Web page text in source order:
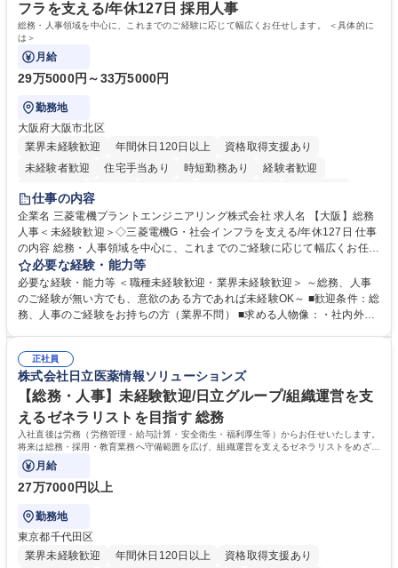
フラを支える/年休127日 採用人事
総務・人事領域を中心に、これまでのご経験に応じて幅広くお任せします。 ＜具体的に
は＞
月給
29万5000円～33万5000円
勤務地
大阪府大阪市北区
業界未経験歓迎
年間休日120日以上
資格取得支援あり
未経験者歓迎
住宅手当あり 時短勤務あり
経験者歓迎
退職金あり
駅近5分以内
土日祝休み 服装自由 寮・社宅あり 食事補助あり
仕事の内容
企業名 三菱電機プラントエンジニアリング株式会社 求人名 【大阪】総務
人事＜未経験歓迎＞◇三菱電機G・社会インフラを支える/年休127日 仕事
の内容 総務・人事領域を中心に、これまでのご経験に応じて幅広くお任せ
します。 ＜具体的には＞ ・総務/人事労務（給与・社保・勤怠管理など）
・採用・教育研修 ・福利厚生運用 など ※基本的には事務所勤務ですが、
採用や教育等の業務内容により、関西圏以外への日帰り・宿泊を伴う国内
出張もございます。 ※担当業務を持ちつつ、お互いに助け合いながら、総
必要な経験・能力等
必要な経験・能力等 ＜職種未経験歓迎・業界未経験歓迎＞ ～総務、人事
のご経験が無い方でも、意欲のある方であれば未経験OK～ ■歓迎条件：総
務、人事のご経験をお持ちの方（業界不問） ■求める人物像：・社内外の
正社員
株式会社日立医薬情報ソリューションズ
【総務・人事】未経験歓迎/日立グループ/組織運営を支
えるゼネラリストを目指す 総務
入社直後は労務（労務管理・給与計算・安全衛生・福利厚生等）からお任せいたします。
将来は総務・採用・教育業務へ守備範囲を広げ、組織運営を支えるゼネラリストをめざせ
ます。
月給
27万7000円以上
勤務地
東京都千代田区
業界未経験歓迎
年間休日120日以上
資格取得支援あり